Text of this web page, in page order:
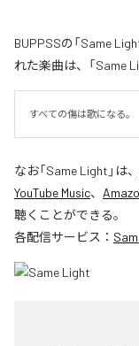
BUPPSSの「Same
れた楽曲は、「Same
すべての傷は歌になる。
なお「Same Light 」は、
YouTube Music、
聴くことができる。
各配信サービス：